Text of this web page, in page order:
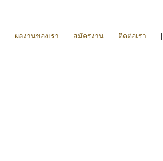
ผลงานของเรา สมัครงาน ติดต่อเรา |